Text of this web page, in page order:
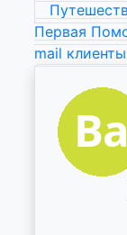
Первая
mail клиенты